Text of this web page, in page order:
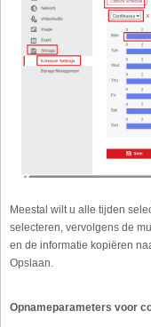
Meestal wilt u alle tijden
selecteren, vervolgens de
en de informatie kopiëren
Opslaan.
Opnameparameters voor